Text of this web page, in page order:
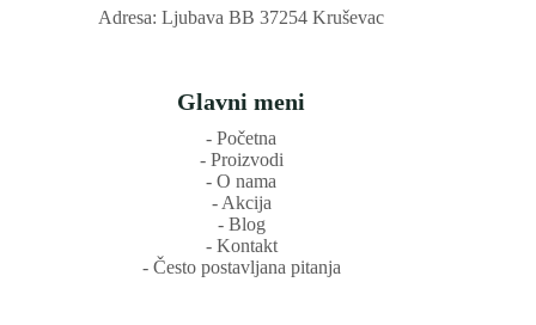
Adresa: Ljubava BB 37254 Kruševac
Glavni meni
‐ Početna
‐ Proizvodi
‐ O nama
‐ Akcija
‐ Blog
‐ Kontakt
‐ Često postavljana pitanja